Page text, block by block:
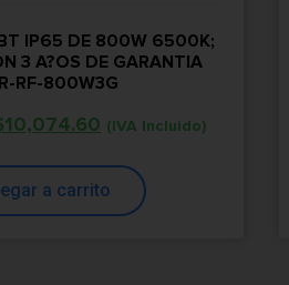
IP65 DE 800W 6500K;
3 A?OS DE GARANTIA
RF-800W3G
10,074.60 (IVA Incluido)
a carrito